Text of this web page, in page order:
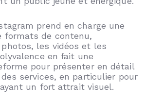
prend en charge une
formats de contenu,
les vidéos et les
en fait une
pour présenter en détail
services, en particulier pour
un fort attrait visuel.